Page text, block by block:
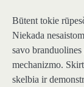
Būtent tokie
Niekada
savo
mechanizmo.
skelbia ir